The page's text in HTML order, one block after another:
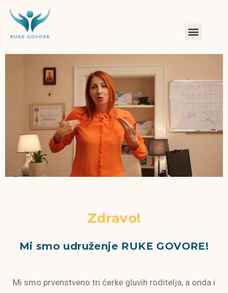
Zdravo!
Mi smo udruženje RUKE GOVORE!
Mi smo prvenstveno tri ćerke gluvih roditelja, a onda i